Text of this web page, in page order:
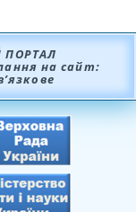
ПОРТАЛ
на сайт: